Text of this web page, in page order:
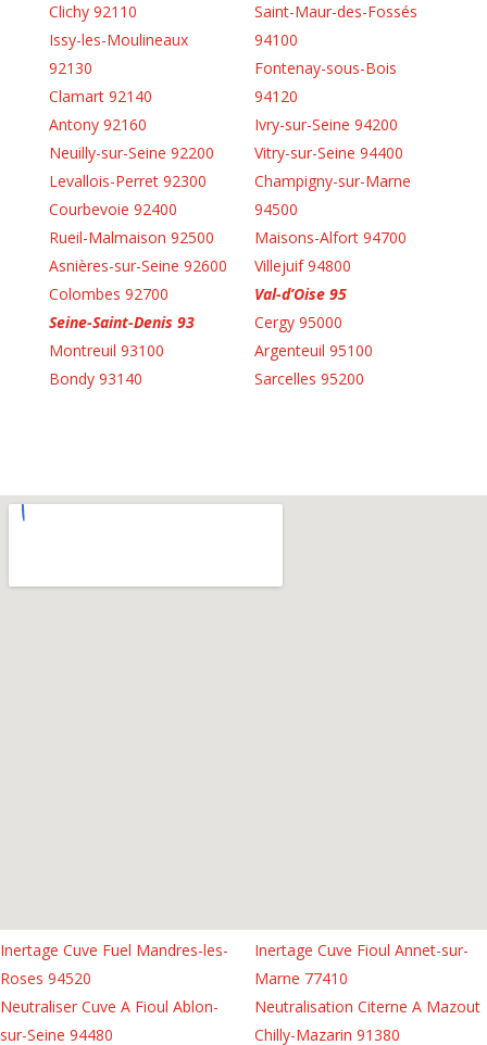
Clichy 92110
Issy-les-Moulineaux
92130
Clamart 92140
Antony 92160
Neuilly-sur-Seine 92200
Levallois-Perret 92300
Courbevoie 92400
Rueil-Malmaison 92500
Asnières-sur-Seine 92600
Colombes 92700
Seine-Saint-Denis 93
Montreuil 93100
Bondy 93140
Saint-Maur-des-Fossés
94100
Fontenay-sous-Bois
94120
Ivry-sur-Seine 94200
Vitry-sur-Seine 94400
Champigny-sur-Marne
94500
Maisons-Alfort 94700
Villejuif 94800
Val-d’Oise 95
Cergy 95000
Argenteuil 95100
Sarcelles 95200
Inertage Cuve Fuel Mandres-les-
Roses 94520
Neutraliser Cuve A Fioul Ablon-
sur-Seine 94480
Inertage Cuve Fioul Annet-sur-
Marne 77410
Neutralisation Citerne A Mazout
Chilly-Mazarin 91380